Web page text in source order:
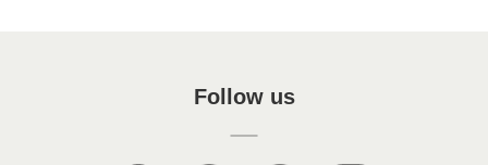
Follow us